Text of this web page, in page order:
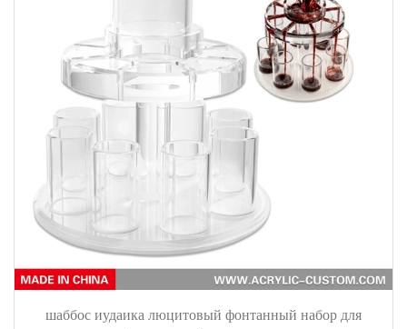
шаббос иудаика люцитовый фонтанный набор для